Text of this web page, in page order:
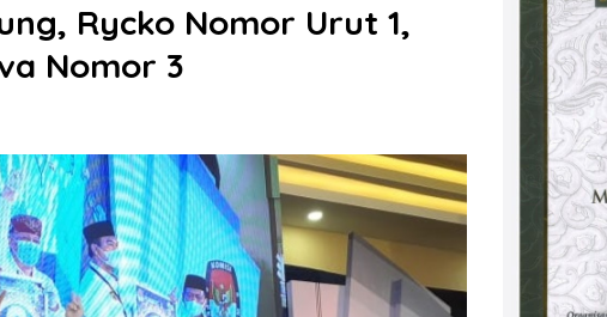
Rycko Nomor Urut 1,
Nomor 3